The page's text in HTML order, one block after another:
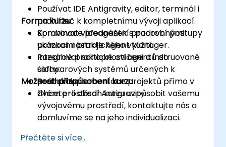
Používat IDE Antigravity, editor, terminál i
prohlížeč k kompletnímu vývoji aplikací.
Spravovat víceagentní pracovní postupy
pomocí nástroje Agent Manager.
Integrovat schopnosti agentů do
softwarových systémů určených k
produkci.
Forma kurzu
Kombinace přednášek s podrobnými
ukázkami praktického využití.
Rozsáhlé praktické cvičení a instruované
úlohy.
Reálná implementace projektů přímo v
živém prostředí Antigravity.
Možnosti přizpůsobení kurzu
Chcete-li obsah kurzu uzpůsobit vašemu
vývojovému prostředí, kontaktujte nás a
domluvíme se na jeho individualizaci.
Přečtěte si více...